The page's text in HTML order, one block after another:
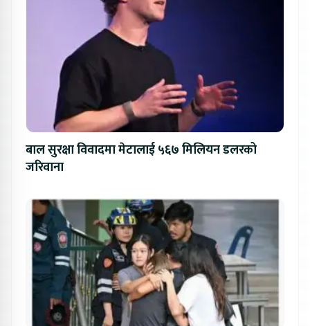
बाल सुरक्षा विवादमा मेटालाई ५६७ मिलियन डलरको
जरिवाना